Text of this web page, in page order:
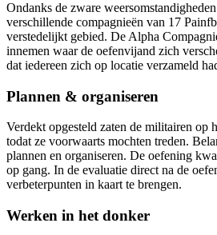
Ondanks de zware
verschillende compagnieën van 17
verstedelijkt gebied. De Alpha
innemen waar de oefenvijand zich
dat iedereen zich op locatie verzameld
Plannen & organiseren
Verdekt opgesteld zaten de militairen op
todat ze voorwaarts mochten treden.
plannen en organiseren. De oefening
op gang. In de evaluatie direct na de
verbeterpunten in kaart te brengen.
Werken in het donker